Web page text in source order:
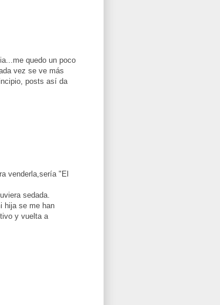
quedo un poco
vez se ve más
posts así da
venderla,sería "El
sedada.
hija se me han
y vuelta a